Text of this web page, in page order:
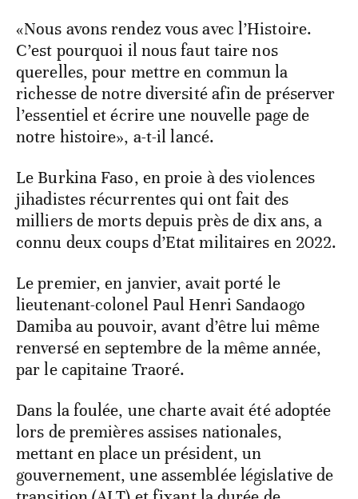
«Nous avons rendez vous avec l’Histoire.
C’est pourquoi il nous faut taire nos
querelles, pour mettre en commun la
richesse de notre diversité afin de préserver
l’essentiel et écrire une nouvelle page de
notre histoire», a-t-il lancé.
Le Burkina Faso, en proie à des violences
jihadistes récurrentes qui ont fait des
milliers de morts depuis près de dix ans, a
connu deux coups d’Etat militaires en 2022.
Le premier, en janvier, avait porté le
lieutenant-colonel Paul Henri Sandaogo
Damiba au pouvoir, avant d’être lui même
renversé en septembre de la même année,
par le capitaine Traoré.
Dans la foulée, une charte avait été adoptée
lors de premières assises nationales,
mettant en place un président, un
gouvernement, une assemblée législative de